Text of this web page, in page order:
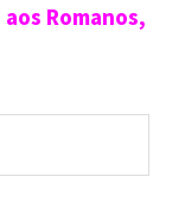
Romanos,